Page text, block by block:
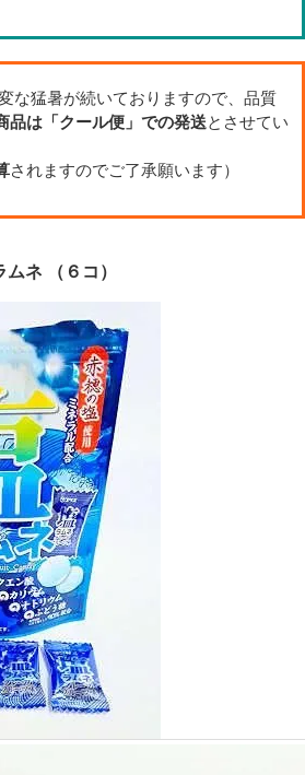
な猛暑が続いておりますので、品質
品は「クール便」での発送とさせてい
されますのでご了承願います）
ネ （６コ）